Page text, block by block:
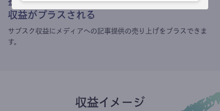
収益がプラスされる
サブスク収益にメディアへの記事提供の売り上げをプラスできま
す。
収益イメージ